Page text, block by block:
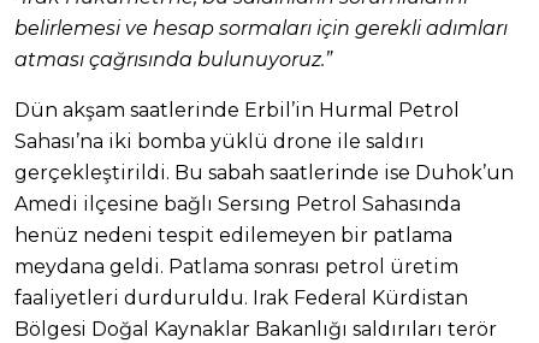
belirlemesi ve hesap sormaları için gerekli adımları
atması çağrısında bulunuyoruz.”
Dün akşam saatlerinde Erbil’in Hurmal Petrol
Sahası’na iki bomba yüklü drone ile saldırı
gerçekleştirildi. Bu sabah saatlerinde ise Duhok’un
Amedi ilçesine bağlı Sersıng Petrol Sahasında
henüz nedeni tespit edilemeyen bir patlama
meydana geldi. Patlama sonrası petrol üretim
faaliyetleri durduruldu. Irak Federal Kürdistan
Bölgesi Doğal Kaynaklar Bakanlığı saldırıları terör